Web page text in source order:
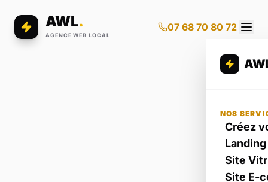
AWL.
AGENCE WEB LOCAL
07 68 70 80 72
NOS
Créez
Site
Site E-